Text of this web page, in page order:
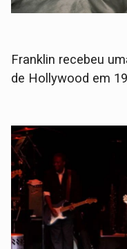
Franklin recebeu
de Hollywood em